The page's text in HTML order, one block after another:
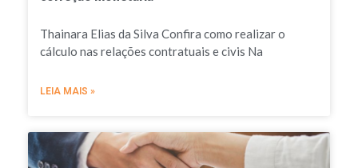
Thainara Elias da Silva Confira como realizar o
cálculo nas relações contratuais e civis Na
LEIA MAIS »